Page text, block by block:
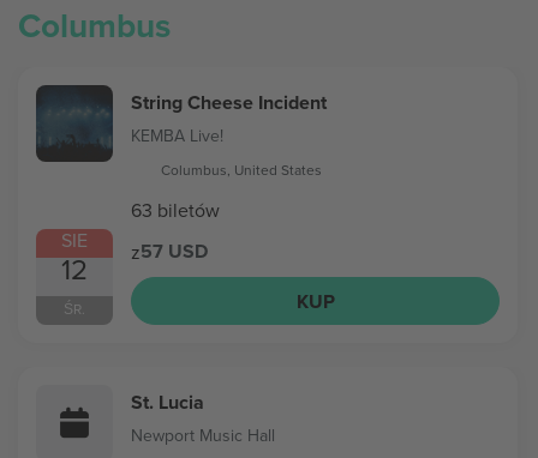
Columbus
SIE
12
ŚR.
String Cheese Incident
KEMBA Live!
Columbus, United States
63 biletów
z57 USD
KUP
St. Lucia
Newport Music Hall